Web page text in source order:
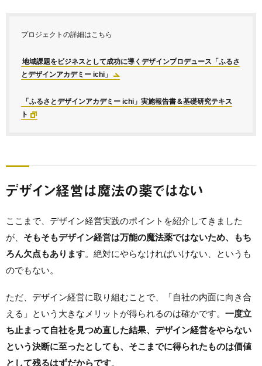
プロジェクトの詳細はこちら
地域課題をビジネスとして成功に導くデザインプロデュース「ふるさ
とデザインアカデミー ichi」
「ふるさとデザインアカデミー ichi」実施報告書＆基礎研究テキス
ト
デザイン経営は魔法の薬ではない
ここまで、デザイン経営実践のポイントを紹介してきました
が、 そもそもデザイン経営は万能の魔法薬ではないため、もち
ろん欠点もあります。絶対にやらなければいけない、というも
のでもない。
ただ、デザイン経営に取り組むことで、「自社の内面に向き合
える」という大きなメリットが得られるのは確かです。 一度立
ち止まって自社を見つめ直した結果、デザイン経営をやらない
という決断に至ったとしても、そこまでに得られたものは価値
として残るはずだからです。